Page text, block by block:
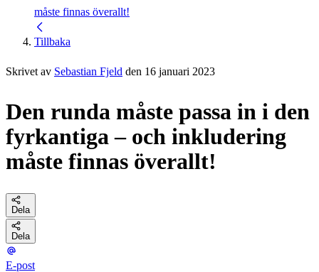
måste finnas överallt!
Tillbaka
Skrivet av Sebastian Fjeld den 16 januari 2023
Den runda måste passa in i den
fyrkantiga – och inkludering
måste finnas överallt!
Dela
Dela
E-post